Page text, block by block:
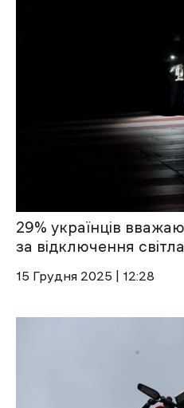
29% українців
за відключення
15 Грудня 2025 | 12:28